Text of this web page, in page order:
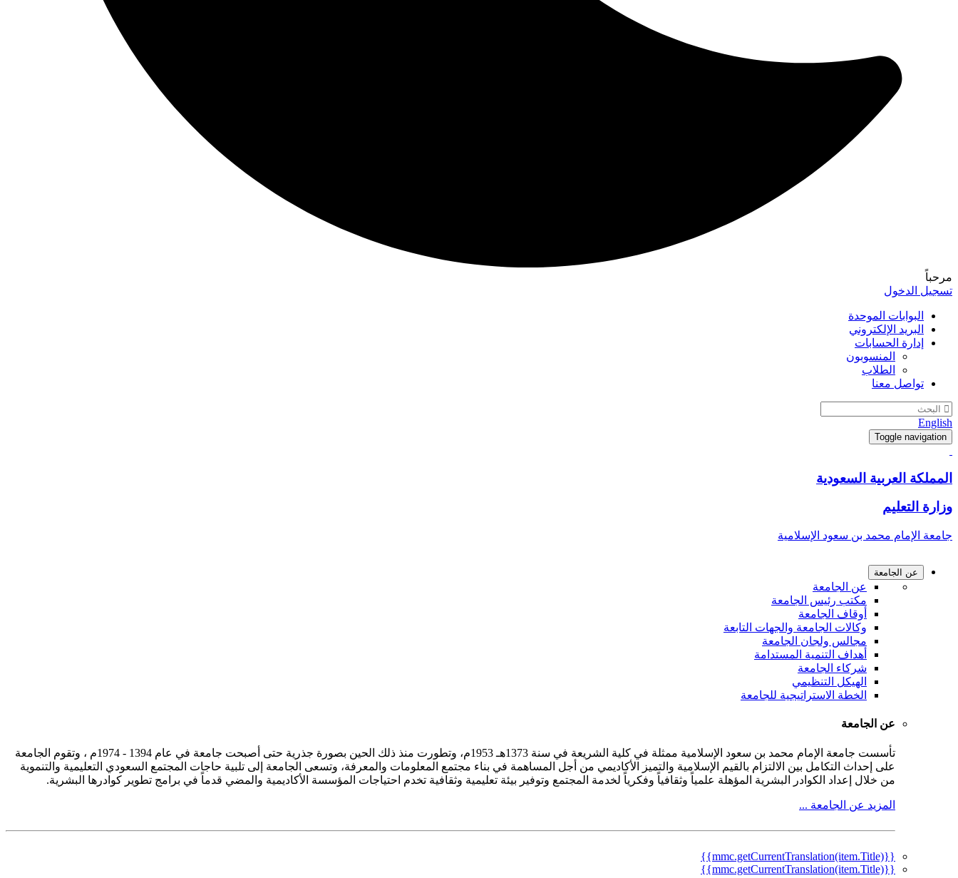
مرحباً
تسجيل الدخول
البوابات الموحدة
البريد الإلكتروني
إدارة الحسابات
المنسوبون
الطلاب
تواصل معنا
English
Toggle navigation
المملكة العربية السعودية
وزارة التعليم
جامعة الإمام محمد بن سعود الإسلامية
عن الجامعة
عن الجامعة
مكتب رئيس الجامعة
أوقاف الجامعة
وكالات الجامعة والجهات التابعة
مجالس ولجان الجامعة
أهداف التنمية المستدامة
شركاء الجامعة
الهيكل التنظيمي
الخطة الاستراتيجية للجامعة
عن الجامعة
تأسست جامعة الإمام محمد بن سعود الإسلامية ممثلة في كلية الشريعة في سنة 1373هـ 1953م، وتطورت منذ ذلك الحين بصورة جذرية حتى أصبحت جامعة في عام 1394 - 1974م ، وتقوم الجامعة
على إحداث التكامل بين الالتزام بالقيم الإسلامية والتميز الأكاديمي من أجل المساهمة في بناء مجتمع المعلومات والمعرفة، وتسعى الجامعة إلى تلبية حاجات المجتمع السعودي التعليمية والتنموية
من خلال إعداد الكوادر البشرية المؤهلة علمياً وثقافياً وفكرياً لخدمة المجتمع وتوفير بيئة تعليمية وثقافية تخدم احتياجات المؤسسة الأكاديمية والمضي قدماً في برامج تطوير كوادرها البشرية.
المزيد عن الجامعة ...
{{mmc.getCurrentTranslation(item.Title)}}
{{mmc.getCurrentTranslation(item.Title)}}